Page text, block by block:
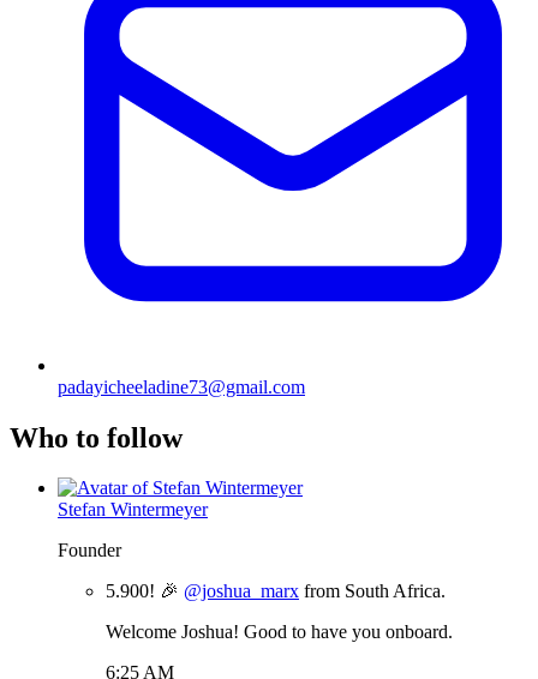
padayicheeladine73@gmail.com
Who to follow
Stefan Wintermeyer
Founder
5.900! 🎉 @joshua_marx from South Africa.
Welcome Joshua! Good to have you onboard.
6:25 AM